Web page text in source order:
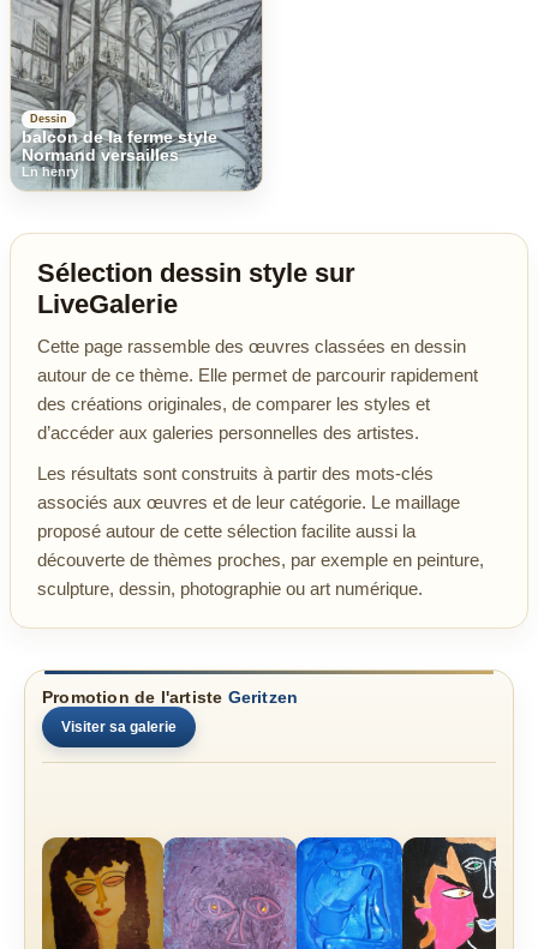
Dessin
balcon de la ferme style
Normand versailles
Ln henry
Sélection dessin style sur
LiveGalerie
Cette page rassemble des œuvres classées en dessin
autour de ce thème. Elle permet de parcourir rapidement
des créations originales, de comparer les styles et
d’accéder aux galeries personnelles des artistes.
Les résultats sont construits à partir des mots-clés
associés aux œuvres et de leur catégorie. Le maillage
proposé autour de cette sélection facilite aussi la
découverte de thèmes proches, par exemple en peinture,
sculpture, dessin, photographie ou art numérique.
Promotion de l'artiste Geritzen
Visiter sa galerie